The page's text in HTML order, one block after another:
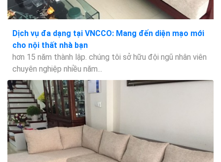
Dịch vụ đa dạng tại VNCCO: Mang đến diện mạo mới
cho nội thất nhà bạn
hơn 15 năm thành lập. chúng tôi sở hữu đội ngũ nhân viên
chuyên nghiệp nhiều năm...